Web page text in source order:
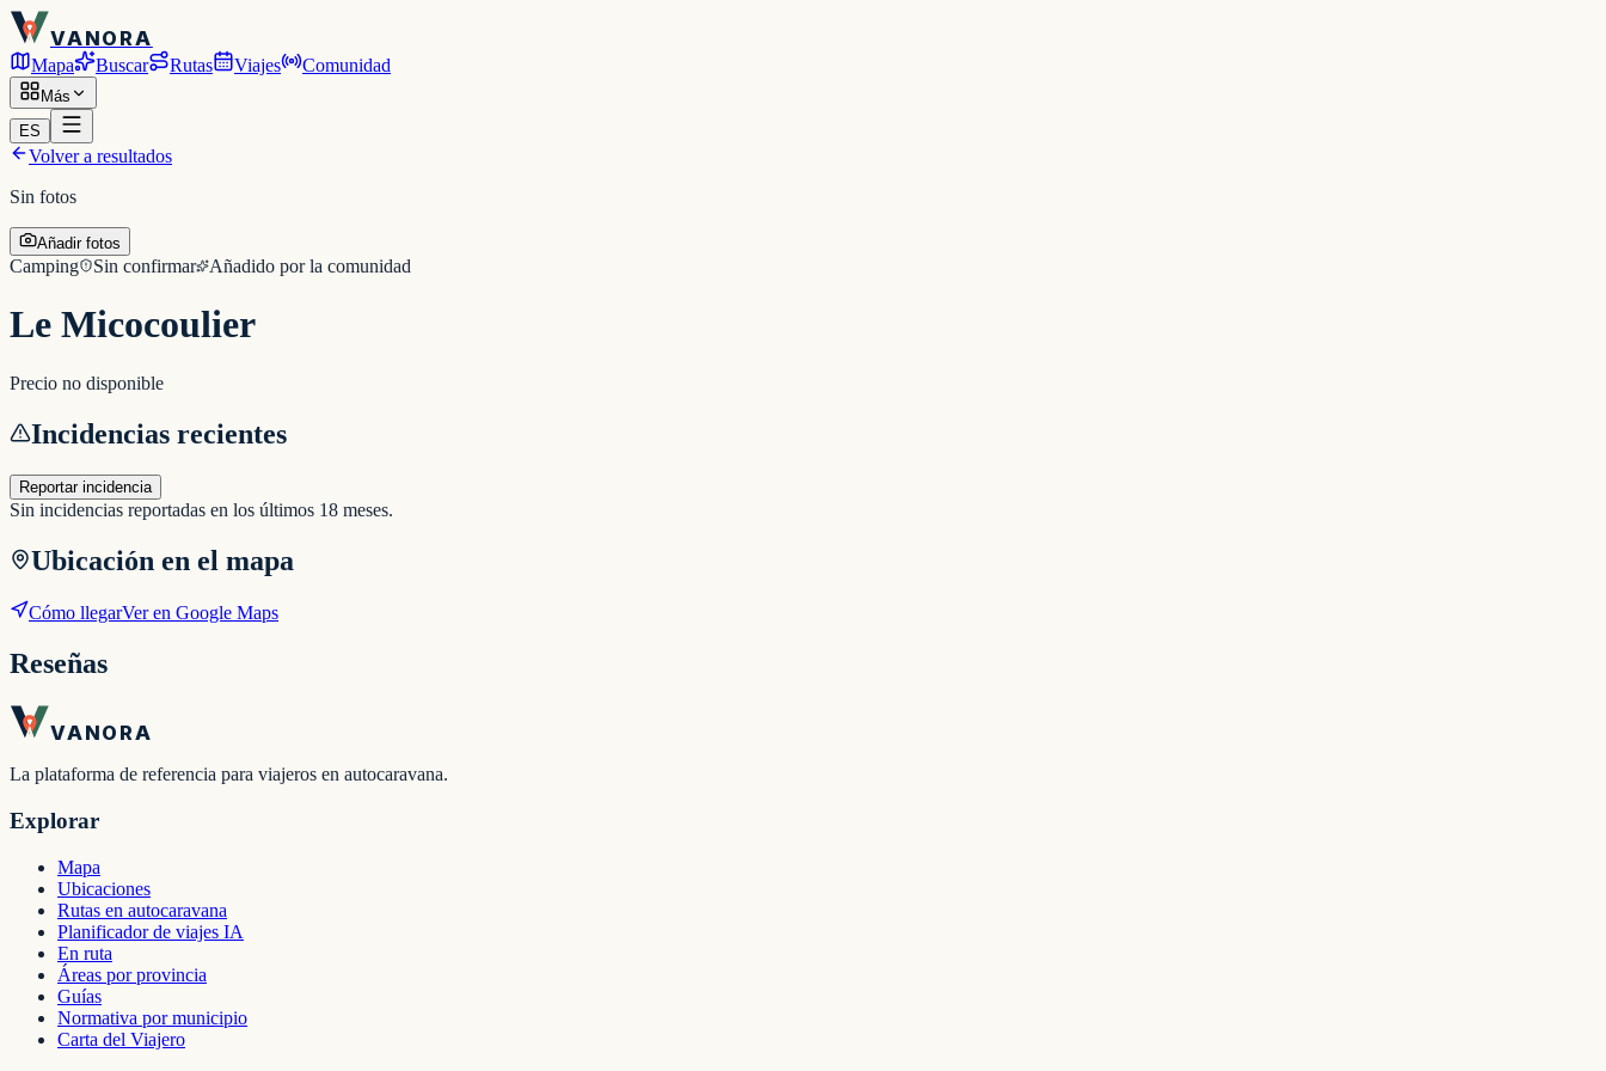
VANORA
Mapa Buscar Rutas Viajes Comunidad
Más
ES
Volver a resultados
Sin fotos
Añadir fotos
Camping Sin confirmar Añadido por la comunidad
Le Micocoulier
Precio no disponible
Incidencias recientes
Reportar incidencia
Sin incidencias reportadas en los últimos 18 meses.
Ubicación en el mapa
Cómo llegarVer en Google Maps
Reseñas
VANORA
La plataforma de referencia para viajeros en autocaravana.
Explorar
Mapa
Ubicaciones
Rutas en autocaravana
Planificador de viajes IA
En ruta
Áreas por provincia
Guías
Normativa por municipio
Carta del Viajero